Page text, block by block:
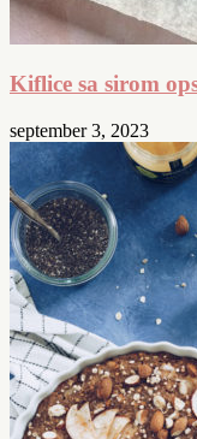
Kiflice sa sirom
september 3, 2023